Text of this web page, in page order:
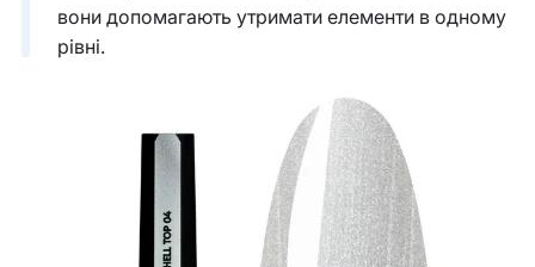
вони допомагають утримати елементи в одному
рівні.